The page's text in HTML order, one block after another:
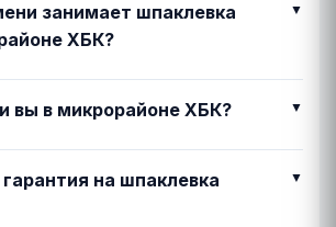
занимает шпаклевка
ХБК?
вы в микрорайоне ХБК?
на шпаклевка